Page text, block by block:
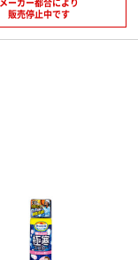
販売停止中です